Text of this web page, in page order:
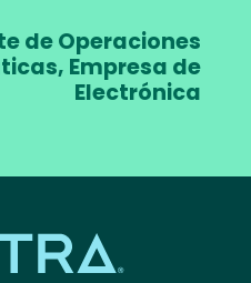
de Operaciones
Empresa de
Electrónica